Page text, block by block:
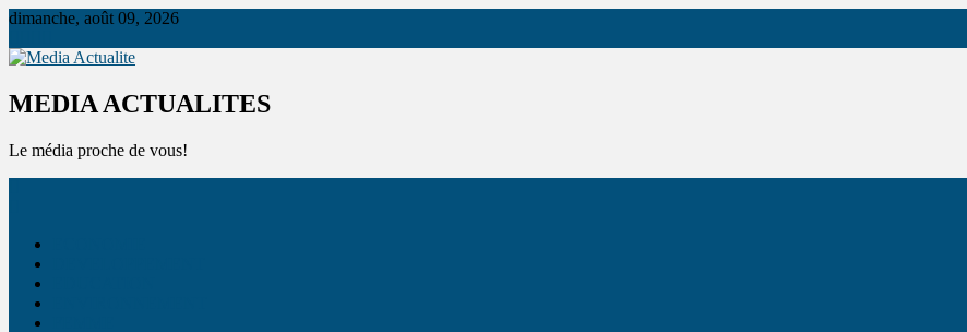
dimanche, août 09, 2026
Media Actualite
MEDIA ACTUALITES
Le média proche de vous!